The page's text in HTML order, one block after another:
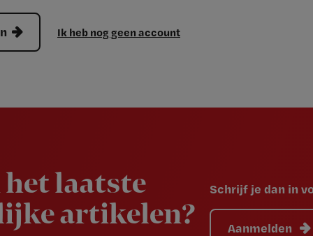
Ik heb nog geen account
laatste
artikelen?
Schrijf je dan in
Aanmelden